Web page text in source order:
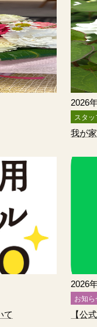
2026
スタ
我が
て
2026
お知ら
【公